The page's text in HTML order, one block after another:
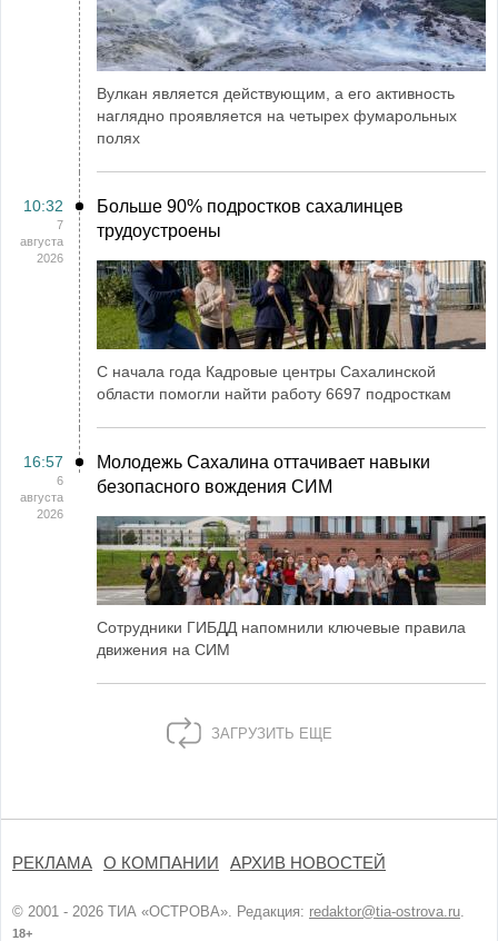
Вулкан является действующим, а его активность
наглядно проявляется на четырех фумарольных
полях
10:32
7
августа
2026
Больше 90% подростков сахалинцев
трудоустроены
С начала года Кадровые центры Сахалинской
области помогли найти работу 6697 подросткам
16:57
6
августа
2026
Молодежь Сахалина оттачивает навыки
безопасного вождения СИМ
Сотрудники ГИБДД напомнили ключевые правила
движения на СИМ
ЗАГРУЗИТЬ ЕЩЕ
РЕКЛАМА О КОМПАНИИ АРХИВ НОВОСТЕЙ
© 2001 - 2026 ТИА «ОСТРОВА». Редакция: redaktor@tia-ostrova.ru.
18+